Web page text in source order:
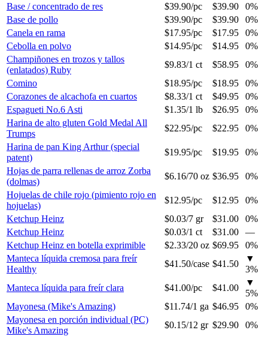
Base / concentrado de res
$39.90/pc $39.90
0%
Base de pollo
$39.90/pc $39.90
0%
Canela en rama
$17.95/pc $17.95
0%
Cebolla en polvo
$14.95/pc $14.95
0%
Champiñones en trozos y tallos
(enlatados) Ruby
$9.83/1 ct $58.95
0%
Comino
$18.95/pc $18.95
0%
Corazones de alcachofa en cuartos
$8.33/1 ct $49.95
0%
Espagueti No.6 Asti
$1.35/1 lb $26.95
0%
Harina de alto gluten Gold Medal All
Trumps
$22.95/pc $22.95
0%
Harina de pan King Arthur (special
patent)
$19.95/pc $19.95
0%
Hojas de parra rellenas de arroz Zorba
(dolmas)
$6.16/70 oz $36.95
0%
Hojuelas de chile rojo (pimiento rojo en
hojuelas)
$12.95/pc $12.95
0%
Ketchup Heinz
$0.03/7 gr $31.00
0%
Ketchup Heinz
$0.03/1 ct $31.00
—
Ketchup Heinz en botella exprimible
$2.33/20 oz $69.95
0%
Manteca líquida cremosa para freír
Healthy
$41.50/case $41.50
▼
3%
Manteca líquida para freír clara
$41.00/pc $41.00
▼
5%
Mayonesa (Mike's Amazing)
$11.74/1 ga $46.95
0%
Mayonesa en porción individual (PC)
Mike's Amazing
$0.15/12 gr $29.90
0%